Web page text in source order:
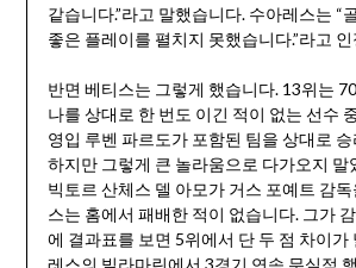
같습니다.”라고 말했습니다. 수아레스는 “
좋은 플레이를 펼치지 못했습니다.”라고
반면 베티스는 그렇게 했습니다. 13위는
나를 상대로 한 번도 이긴 적이 없는 선수
영입 루벤 파르도가 포함된 팀을 상대로
하지만 그렇게 큰 놀라움으로 다가오지 말
빅토르 산체스 델 아모가 거스 포예트 감
스는 홈에서 패배한 적이 없습니다. 그가
에 결과표를 보면 5위에서 단 두 점 차이가
레스의 빌라마린에서 3경기 연속 무실점